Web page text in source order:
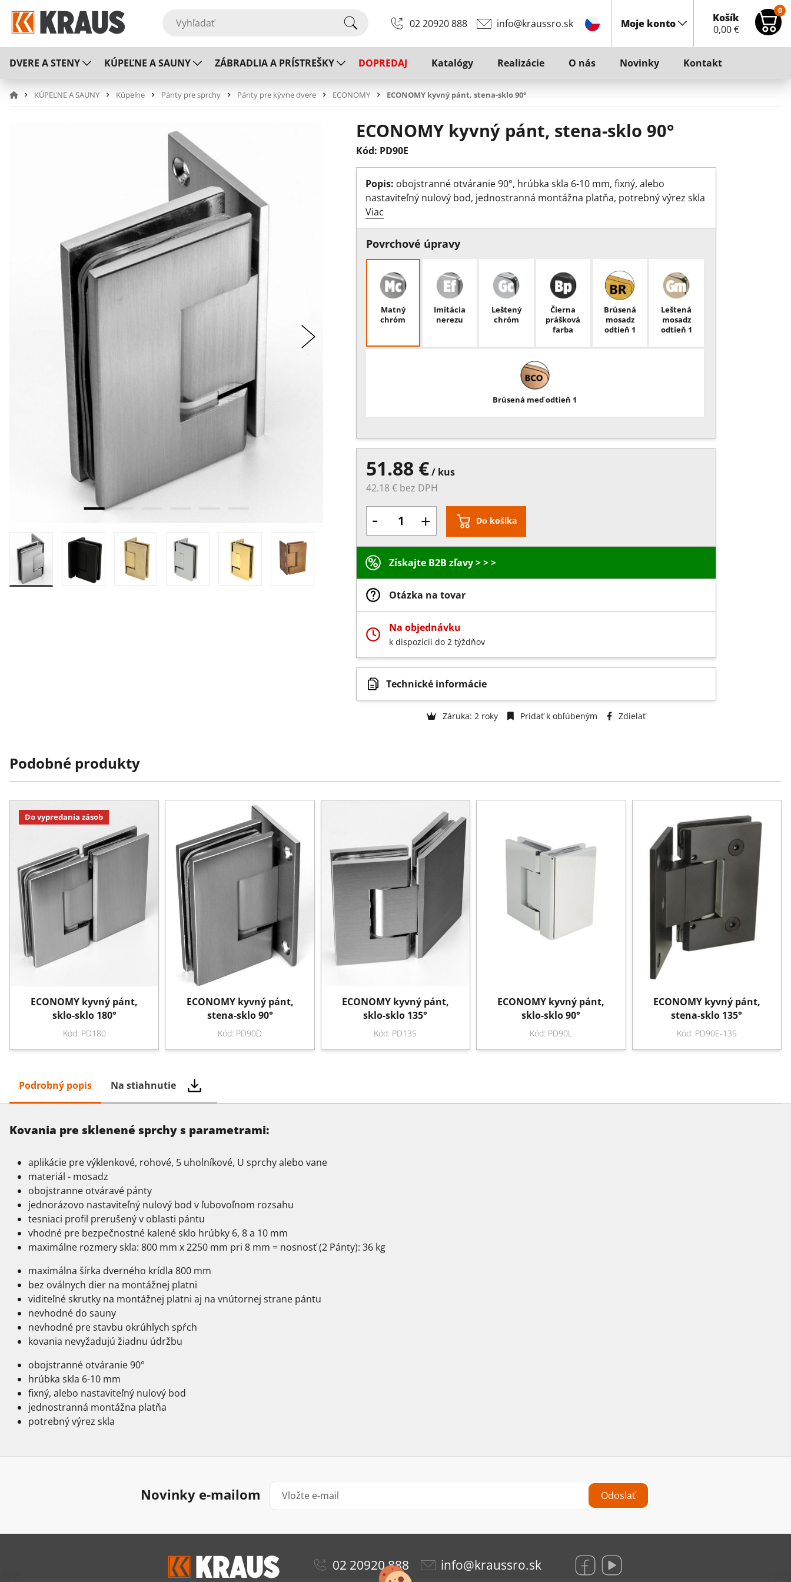
02 20920 888 info@kraussro.sk Moje konto
Košík
0,00€
0
DVERE A STENY KÚPEĽNE A SAUNY ZÁBRADLIA A PRÍSTREŠKY DOPREDAJ Katalógy Realizácie O nás Novinky Kontakt
KÚPEĽNE A SAUNY Kúpeľne Pánty pre sprchy Pánty pre kývne dvere ECONOMY ECONOMY kyvný pánt, stena-sklo 90°
ECONOMY kyvný pánt, stena-sklo 90°
Kód: PD90E
Popis: obojstranné otváranie 90°, hrúbka skla 6-10 mm, fixný, alebo
nastaviteľný nulový bod, jednostranná montážna platňa, potrebný výrez skla
Viac
Povrchové úpravy
Matný
chróm
Imitácia
nerezu
Leštený
chróm
Čierna
prášková
farba
Brúsená
mosadz
odtieň 1
Leštená
mosadz
odtieň 1
Brúsená meď odtieň 1
51.88 €/ kus
42.18 € bez DPH
- + Do košíka
Získajte B2B zľavy > > >
Otázka na tovar
Na objednávku
k dispozícii do 2 týždňov
Technické informácie
Záruka: 2 roky Pridať k obľúbeným Zdielať
Podobné produkty
Do vypredania zásob
ECONOMY kyvný pánt,
sklo-sklo 180°
Kód: PD180
ECONOMY kyvný pánt,
stena-sklo 90°
Kód: PD90D
ECONOMY kyvný pánt,
sklo-sklo 135°
Kód: PD135
ECONOMY kyvný pánt,
sklo-sklo 90°
Kód: PD90L
ECONOMY kyvný pánt,
stena-sklo 135°
Kód: PD90E-135
Podrobný popis Na stiahnutie
Kovania pre sklenené sprchy s parametrami:
aplikácie pre výklenkové, rohové, 5 uholníkové, U sprchy alebo vane
materiál - mosadz
obojstranne otváravé pánty
jednorázovo nastaviteľný nulový bod v ľubovoľnom rozsahu
tesniaci profil prerušený v oblasti pántu
vhodné pre bezpečnostné kalené sklo hrúbky 6, 8 a 10 mm
maximálne rozmery skla: 800 mm x 2250 mm pri 8 mm = nosnosť (2 Pánty): 36 kg
maximálna šírka dverného krídla 800 mm
bez oválnych dier na montážnej platni
viditeľné skrutky na montážnej platni aj na vnútornej strane pántu
nevhodné do sauny
nevhodné pre stavbu okrúhlych spŕch
kovania nevyžadujú žiadnu údržbu
obojstranné otváranie 90°
hrúbka skla 6-10 mm
fixný, alebo nastaviteľný nulový bod
jednostranná montážna platňa
potrebný výrez skla
Novinky e-mailom Odoslať
02 20920 888 info@kraussro.sk